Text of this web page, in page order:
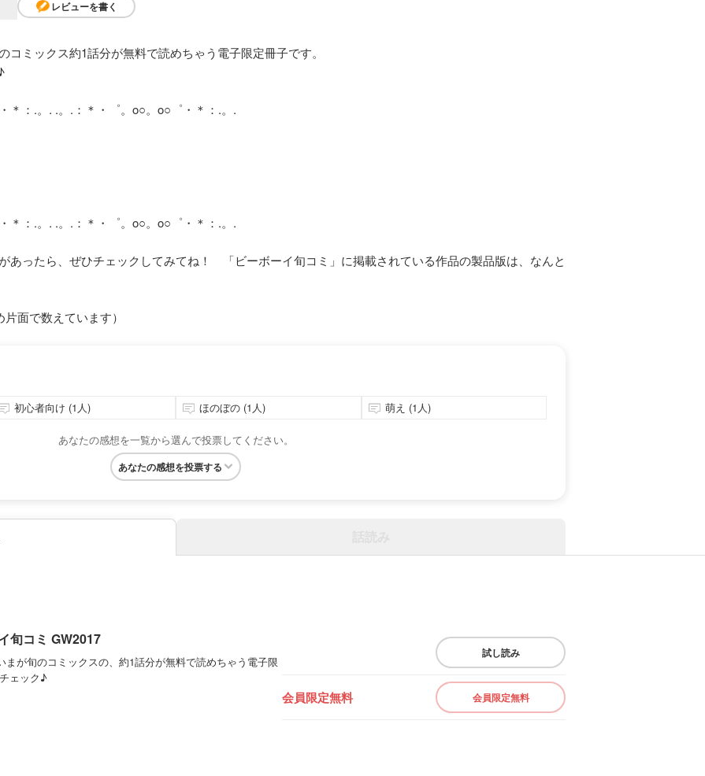
レビューを書く
コミックス約1話分が無料で読めちゃう電子限定冊子です。
＊：.。. .。.：＊・゜。o○。o○゜・＊：.。.
＊：.。. .。.：＊・゜。o○。o○゜・＊：.。.
あったら、ぜひチェックしてみてね！ 「ビーボーイ旬コミ」に掲載されている作品の製品版は、なんと
面で数えています）
初心者向け (1人) ほのぼの (1人) 萌え (1人)
あなたの感想を一覧から選んで投票してください。
あなたの感想を投票する
旬コミ GW2017
まが旬のコミックスの、約1話分が無料で読めちゃう電子限
ェック♪
試し読み
会員限定無料 会員限定無料